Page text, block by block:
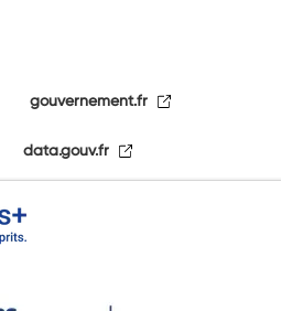
gouvernement.fr
data.gouv.fr